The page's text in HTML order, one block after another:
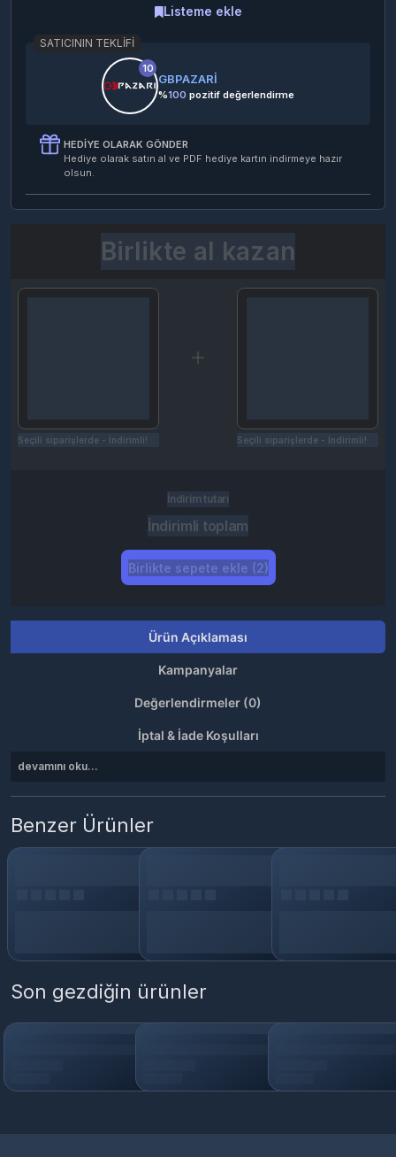
Listeme ekle
SATICININ TEKLIFI
10
GBPAZARİ
%100 pozitif değerlendirme
HEDIYE OLARAK GÖNDER
Hediye olarak satın al ve PDF hediye kartın indirmeye hazır
olsun.
Birlikte al kazan
Seçili siparişlerde - İndirimli! Seçili siparişlerde - İndirimli!
İndirim tutarı
İndirimli toplam
Birlikte sepete ekle (2)
Ürün Açıklaması
Kampanyalar
Değerlendirmeler (0)
İptal & İade Koşulları
devamını oku...
Benzer Ürünler
Son gezdiğin ürünler